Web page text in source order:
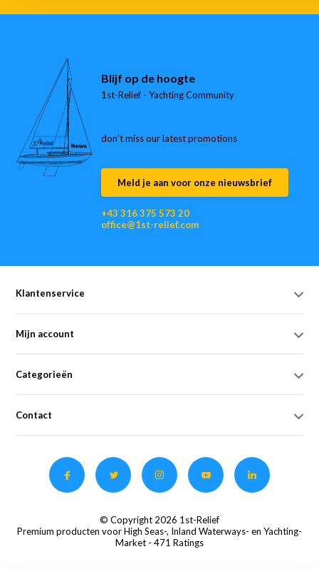
Blijf op de hoogte
1st-Relief - Yachting Community
don’t miss our latest promotions
Meld je aan voor onze nieuwsbrief
+43 316 375 573 20
office@1st-relief.com
Klantenservice
Mijn account
Categorieën
Contact
© Copyright 2026 1st-Relief
Premium producten voor High Seas-, Inland Waterways- en Yachting-
Market - 471 Ratings